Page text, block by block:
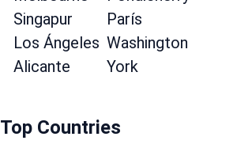
Singapur
París
Los Ángeles Washington
Alicante
York
Top Countries